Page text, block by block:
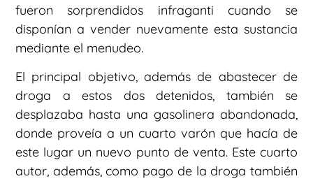
fueron sorprendidos infraganti cuando se
disponían a vender nuevamente esta sustancia
mediante el menudeo.
El principal objetivo, además de abastecer de
droga a estos dos detenidos, también se
desplazaba hasta una gasolinera abandonada,
donde proveía a un cuarto varón que hacía de
este lugar un nuevo punto de venta. Este cuarto
autor, además, como pago de la droga también